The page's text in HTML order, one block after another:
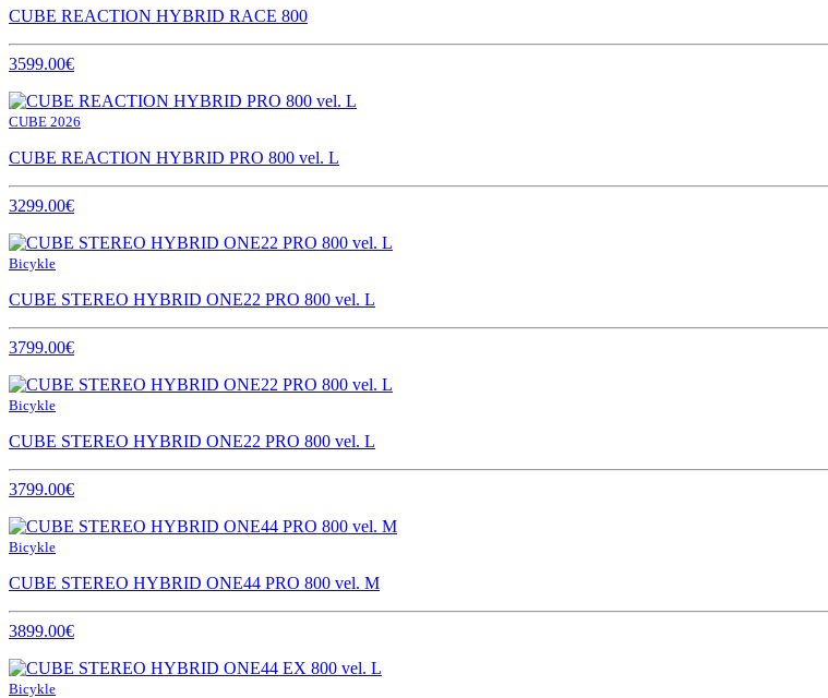
CUBE REACTION HYBRID RACE 800
3599.00€
CUBE 2026
CUBE REACTION HYBRID PRO 800 vel. L
3299.00€
Bicykle
CUBE STEREO HYBRID ONE22 PRO 800 vel. L
3799.00€
Bicykle
CUBE STEREO HYBRID ONE22 PRO 800 vel. L
3799.00€
Bicykle
CUBE STEREO HYBRID ONE44 PRO 800 vel. M
3899.00€
Bicykle